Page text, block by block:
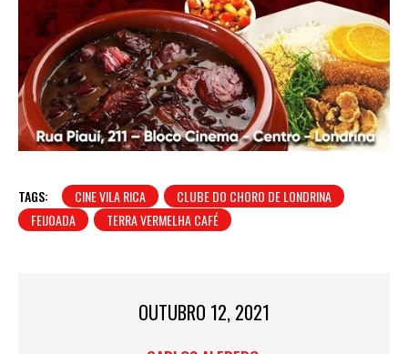
TAGS: CINE VILA RICA
CLUBE DO CHORO DE LONDRINA
FEIJOADA
TERRA VERMELHA CAFÉ
OUTUBRO 12, 2021